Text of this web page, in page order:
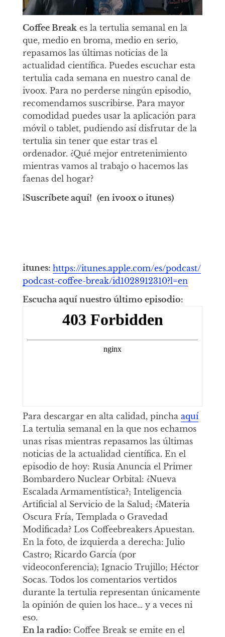
Coffee Break es la tertulia semanal en la
que, medio en broma, medio en serio,
repasamos las últimas noticias de la
actualidad científica. Puedes escuchar esta
tertulia cada semana en nuestro canal de
ivoox. Para no perderse ningún episodio,
recomendamos suscribirse. Para mayor
comodidad puedes usar la aplicación para
móvil o tablet, pudiendo así disfrutar de la
tertulia sin tener que estar tras el
ordenador. ¿Qué mejor entretenimiento
mientras vamos al trabajo o hacemos las
faenas del hogar?
¡Suscríbete aquí! (en ivoox o itunes)
itunes: https://itunes.apple.com/es/podcast/
podcast-coffee-break/id1028912310?l=en
Escucha aquí nuestro último episodio:
Para descargar en alta calidad, pincha aquí
La tertulia semanal en la que nos echamos
unas risas mientras repasamos las últimas
noticias de la actualidad científica. En el
episodio de hoy: Rusia Anuncia el Primer
Bombardero Nuclear Orbital: ¿Nueva
Escalada Armamentística?; Inteligencia
Artificial al Servicio de la Salud; ¿Materia
Oscura Fría, Templada o Gravedad
Modificada? Los Coffeebreakers Apuestan.
En la foto, de izquierda a derecha: Julio
Castro; Ricardo García (por
videoconferencia); Ignacio Trujillo; Héctor
Socas. Todos los comentarios vertidos
durante la tertulia representan únicamente
la opinión de quien los hace… y a veces ni
eso.
En la radio: Coffee Break se emite en el